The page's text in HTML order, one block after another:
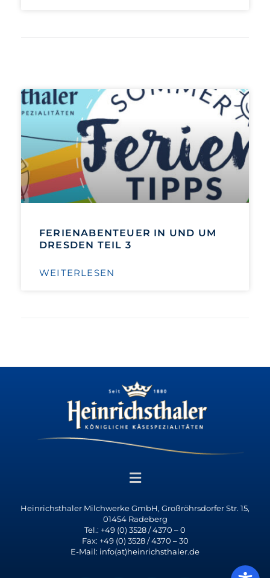
FERIENABENTEUER IN UND UM
DRESDEN TEIL 3
WEITERLESEN
Heinrichsthaler Milchwerke GmbH, Großröhrsdorfer Str. 15,
01454 Radeberg
Tel.: +49 (0) 3528 / 4370 – 0
Fax: +49 (0) 3528 / 4370 – 30
E-Mail: info(at)heinrichsthaler.de